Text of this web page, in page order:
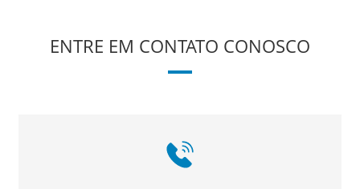
ENTRE EM CONTATO CONOSCO